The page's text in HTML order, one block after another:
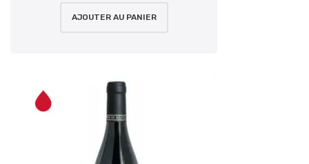
AJOUTER AU PANIER